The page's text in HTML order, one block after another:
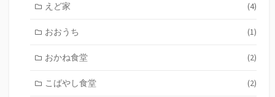
えど家 (4)
おおうち (1)
おかね食堂 (2)
こばやし食堂 (2)